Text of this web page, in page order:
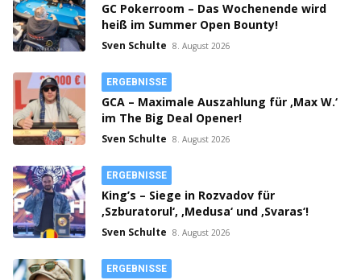
GC Pokerroom – Das Wochenende wird
heiß im Summer Open Bounty!
Sven Schulte 8. August 2026
ERGEBNISSE
GCA – Maximale Auszahlung für ‚Max W.‘
im The Big Deal Opener!
Sven Schulte 8. August 2026
ERGEBNISSE
King’s – Siege in Rozvadov für
‚Szburatorul‘, ‚Medusa‘ und ‚Svaras‘!
Sven Schulte 8. August 2026
ERGEBNISSE